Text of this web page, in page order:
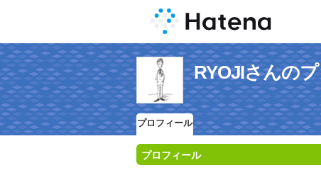
RYOJIさんの
プロフィール
プロフィール